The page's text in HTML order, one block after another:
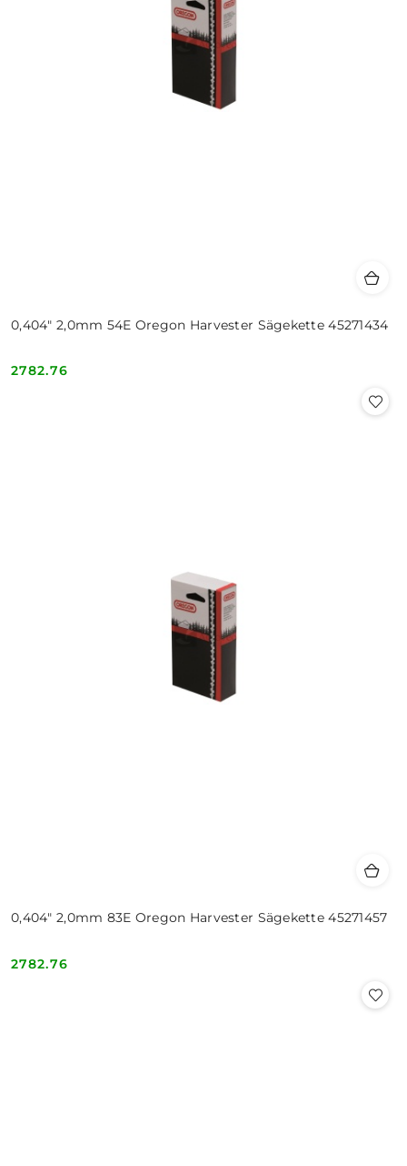
0,404" 2,0mm 54E Oregon Harvester Sägekette 45271434
Cena:
2782.76
0,404" 2,0mm 83E Oregon Harvester Sägekette 45271457
Cena:
2782.76